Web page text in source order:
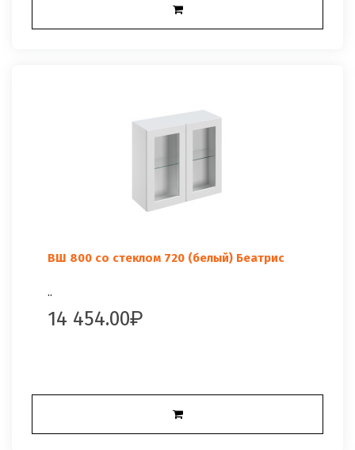
ВШ 800 со стеклом 720 (белый) Беатрис
..
14 454.00